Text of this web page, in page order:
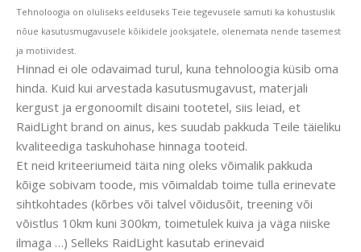
Tehnoloogia on oluliseks eelduseks Teie tegevusele samuti ka kohustuslik
nõue kasutusmugavusele kõikidele jooksjatele, olenemata nende tasemest
ja motiividest.
Hinnad ei ole odavaimad turul, kuna tehnoloogia küsib oma
hinda. Kuid kui arvestada kasutusmugavust, materjali
kergust ja ergonoomilt disaini tootetel, siis leiad, et
RaidLight brand on ainus, kes suudab pakkuda Teile täieliku
kvaliteediga taskuhohase hinnaga tooteid.
Et neid kriteeriumeid täita ning oleks võimalik pakkuda
kõige sobivam toode, mis võimaldab toime tulla erinevate
sihtkohtades (kõrbes või talvel võidusõit, treening või
võistlus 10km kuni 300km, toimetulek kuiva ja väga niiske
ilmaga …) Selleks RaidLight kasutab erinevaid